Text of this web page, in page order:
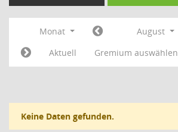
Monat August
Aktuell
Gremium auswählen
Keine Daten gefunden.